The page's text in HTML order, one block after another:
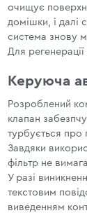
очищує
домішки, і далі
система знову
Для
Керуюча
Розроблений
клапан
турбується про
Завдяки
фільтр не
У разі
текстовим
виведенням